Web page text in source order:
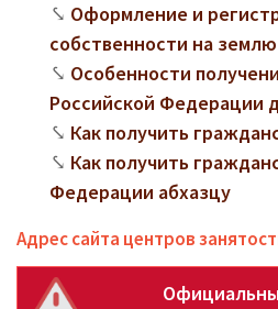
Оформление и
собственности на
Особенности
Российской Федерации
Как получить
Как получить
Федерации абхазцу
Адрес сайта центров